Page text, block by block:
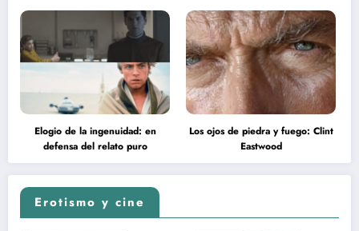
Elogio de la ingenuidad: en
defensa del relato puro
Los ojos de piedra y fuego: Clint
Eastwood
Erotismo y cine